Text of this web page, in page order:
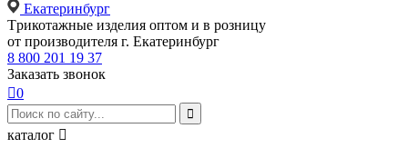
Екатеринбург
Tрикотажные изделия оптом и в розницу
от производителя г. Екатеринбург
8 800 201 19 37
Заказать звонок
0

каталог 